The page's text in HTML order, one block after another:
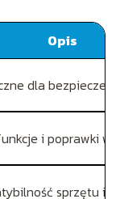
Opis
dla
i poprawki
sprzętu i